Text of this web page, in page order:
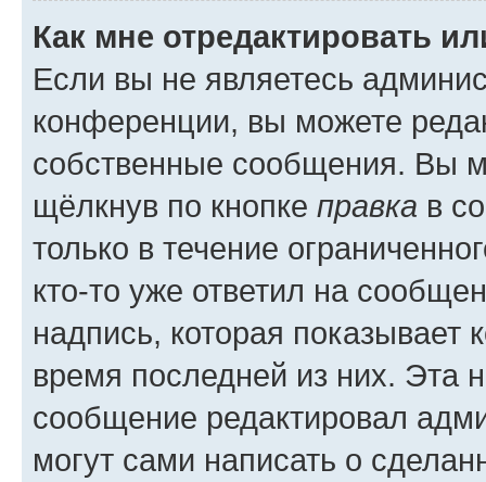
Как мне отредактировать
Если вы не являетесь
конференции, вы можете
собственные сообщения. Вы
щёлкнув по кнопке правка в
только в течение
кто-то уже ответил на
надпись, которая показывает
время последней из них. Эта
сообщение редактировал
могут сами написать о